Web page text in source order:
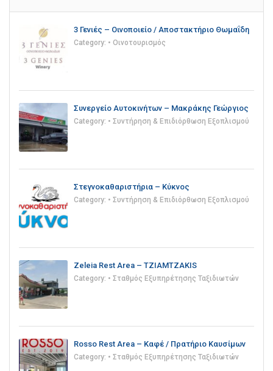
3 Γενιές – Οινοποιείο / Αποστακτήριο Θωμαΐδη
Category: • Οινοτουρισμός
Συνεργείο Αυτοκινήτων – Μακράκης Γεώργιος
Category: • Συντήρηση & Επιδιόρθωση Εξοπλισμού
Στεγνοκαθαριστήρια – Κύκνος
Category: • Συντήρηση & Επιδιόρθωση Εξοπλισμού
Zeleia Rest Area – TZIAMTZAKIS
Category: • Σταθμός Εξυπηρέτησης Ταξιδιωτών
Rosso Rest Area – Καφέ / Πρατήριο Καυσίμων
Category: • Σταθμός Εξυπηρέτησης Ταξιδιωτών